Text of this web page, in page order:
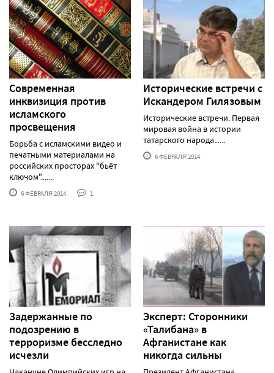
Современная
инквизиция против
исламского
просвещения
Борьба с исламскими видео и
печатными материалами на
российских просторах "бьёт
ключом".......
6 ФЕВРАЛЯ'2014 1
Исторические встречи с
Искандером Гилязовым
Исторические встречи. Первая
мировая война в истории
татарского народа......
6 ФЕВРАЛЯ'2014
Задержанные по
подозрению в
терроризме бесследно
исчезли
Эксперт: Сторонники
«Талибана» в
Афганистане как
никогда сильны